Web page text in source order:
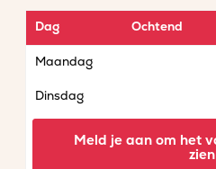
Dag Ochtend
Maandag
Dinsdag
Meld je aan om het
zien